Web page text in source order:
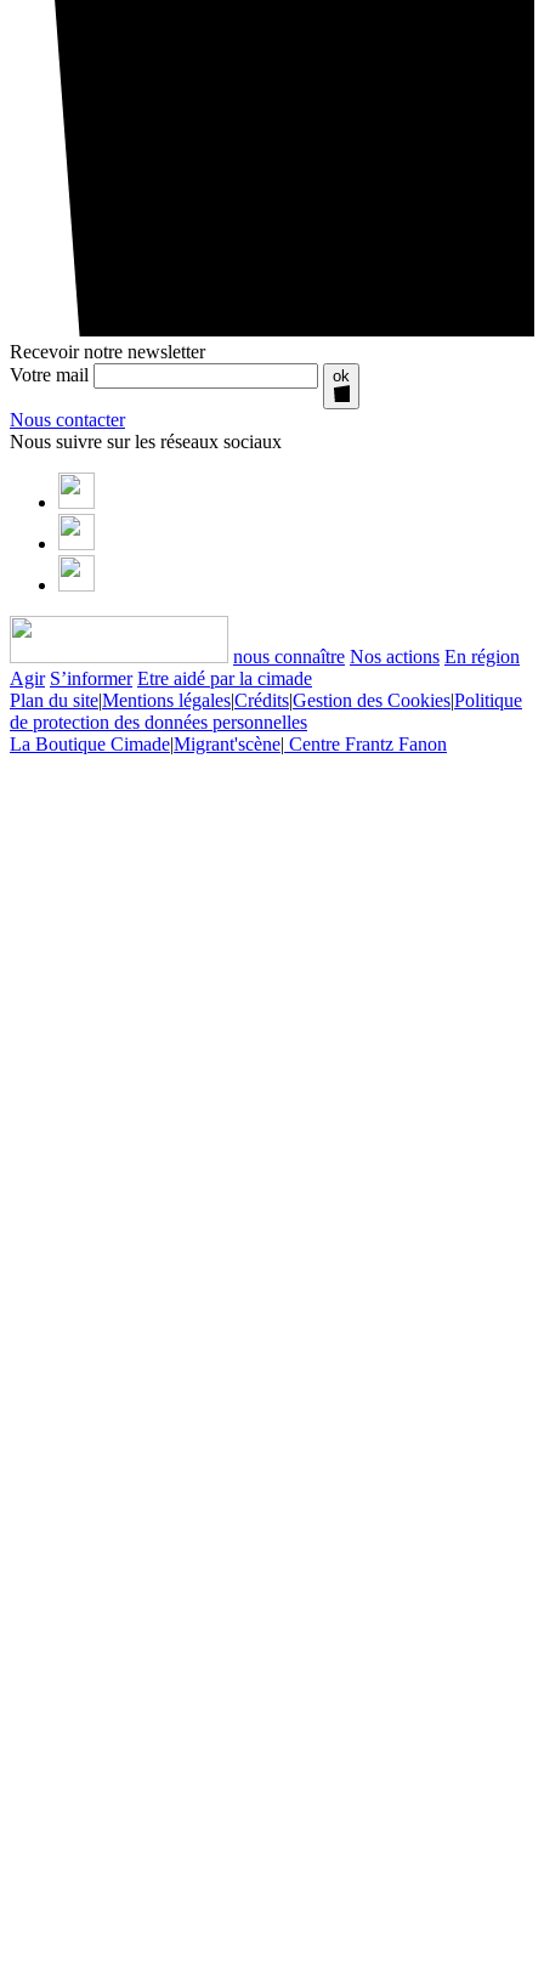
Recevoir notre newsletter
Votre mail
ok
Nous contacter
Nous suivre sur les réseaux sociaux
nous connaître Nos actions En région
Agir S’informer Etre aidé par la cimade
Plan du site|Mentions légales|Crédits|Gestion des Cookies|Politique
de protection des données personnelles
La Boutique Cimade|Migrant'scène| Centre Frantz Fanon